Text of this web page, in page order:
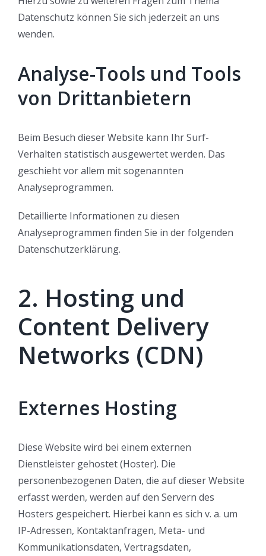
Datenschutz können Sie sich jederzeit an uns
wenden.
Analyse-Tools und Tools
von Dritt­anbietern
Beim Besuch dieser Website kann Ihr Surf-
Verhalten statistisch ausgewertet werden. Das
geschieht vor allem mit sogenannten
Analyseprogrammen.
Detaillierte Informationen zu diesen
Analyseprogrammen finden Sie in der folgenden
Datenschutzerklärung.
2. Hosting und
Content Delivery
Networks (CDN)
Externes Hosting
Diese Website wird bei einem externen
Dienstleister gehostet (Hoster). Die
personenbezogenen Daten, die auf dieser Website
erfasst werden, werden auf den Servern des
Hosters gespeichert. Hierbei kann es sich v. a. um
IP-Adressen, Kontaktanfragen, Meta- und
Kommunikationsdaten, Vertragsdaten,